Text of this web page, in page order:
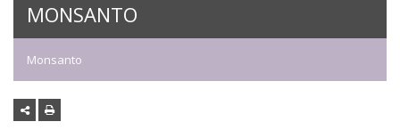
MONSANTO
Monsanto